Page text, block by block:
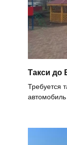
Такси до
Требуется
автомобиль